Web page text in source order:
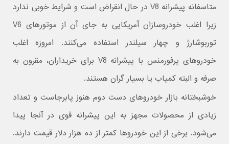
متاسفانه پیشرانه V8 در حال انقراض است و شرایط خوبی ندارد
زیرا اغلب خودروسازان آمریکایی به جای آن از موتورهای V6
توربوشارژ و چهار سیلندر استفاده می‌کنند. امروزه اغلب
خودروهای پرفورمنس با پیشرانه V8 برای خریداران، مقرون به
صرفه و البته کمیاب یا بسیار گران هستند.
خوشبختانه بازار خودروهای دست دوم هنوز پابرجاست و تعداد
زیادی از محصولات مجهز به این پیشرانه قوی در آنجا پیدا
می‌شود. برخی از این خودروها کمتر از ده هزار دلار قیمت دارند.